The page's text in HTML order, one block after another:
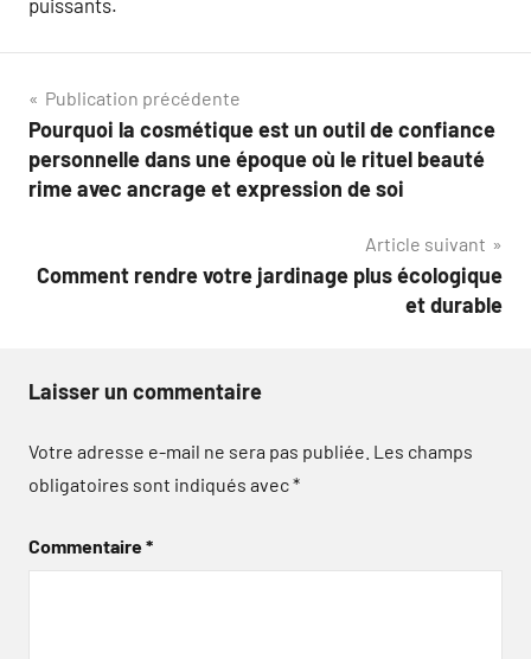
Navigation
de
l’article
Publication précédente
Pourquoi la cosmétique est un outil de confiance
personnelle dans une époque où le rituel beauté
rime avec ancrage et expression de soi
Article suivant
Comment rendre votre jardinage plus écologique
et durable
Laisser un commentaire
Votre adresse e-mail ne sera pas publiée. Les champs
obligatoires sont indiqués avec*
Commentaire*